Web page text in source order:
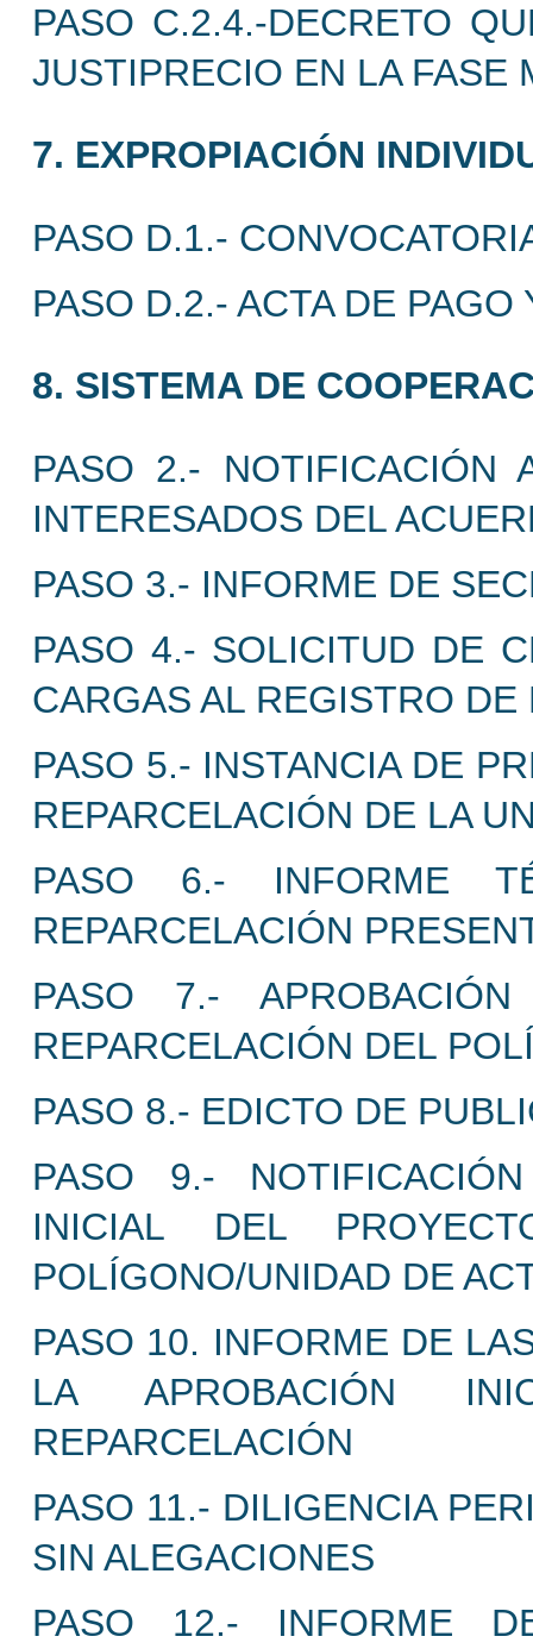
PASO C.2.4.-DECRETO
JUSTIPRECIO EN LA FASE
7. EXPROPIACIÓN
PASO D.1.-
PASO D.2.- ACTA DE PAGO
8. SISTEMA DE
PASO 2.- NOTIFICACIÓN
INTERESADOS DEL
PASO 3.- INFORME DE
PASO 4.- SOLICITUD DE
CARGAS AL REGISTRO DE
PASO 5.- INSTANCIA DE
REPARCELACIÓN DE LA
PASO 6.- INFORME
REPARCELACIÓN
PASO 7.-
REPARCELACIÓN DEL
PASO 8.- EDICTO DE
PASO 9.-
INICIAL DEL
POLÍGONO/UNIDAD DE
PASO 10. INFORME DE
LA APROBACIÓN
REPARCELACIÓN
PASO 11.- DILIGENCIA
SIN ALEGACIONES
PASO 12.- INFORME